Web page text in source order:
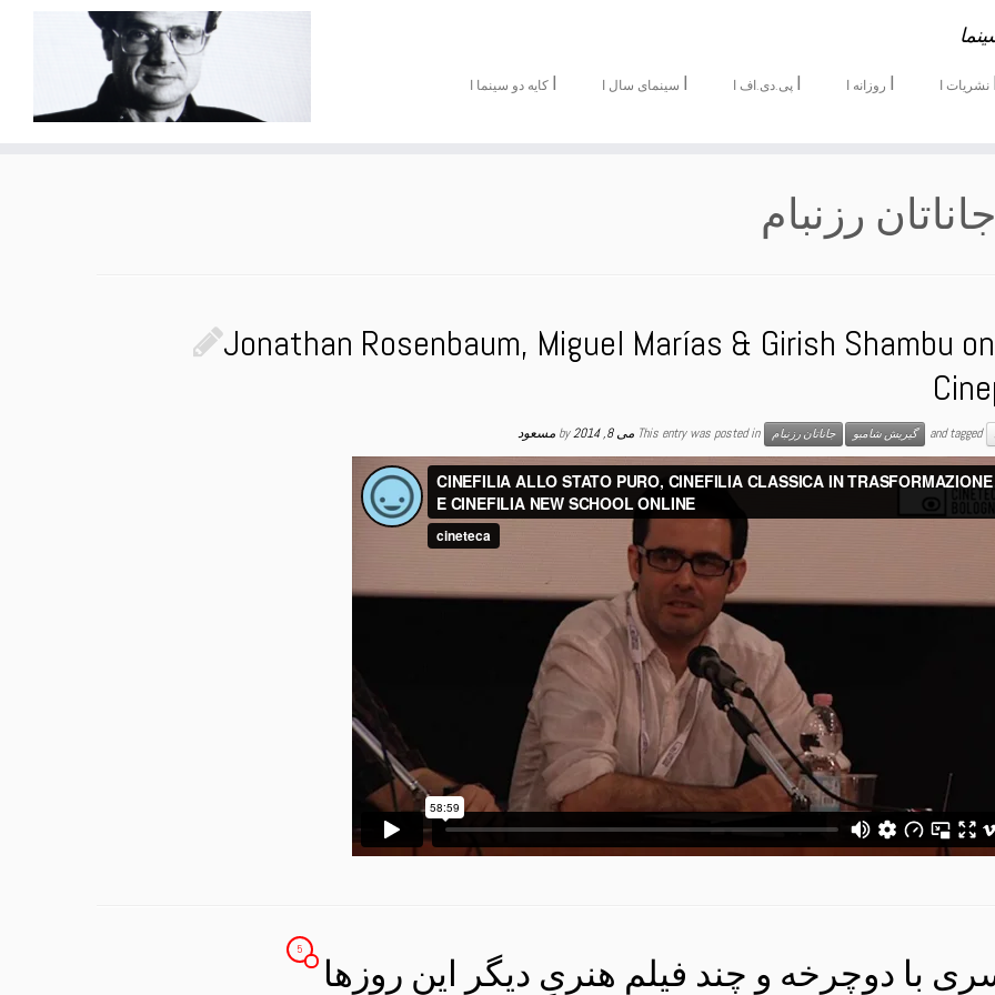
نشریات ا ا روزانه ا ا پی.دی.اف‌ ا ا سینمای سال ا ا کایه دو سینما ا
جاناتان رزنبام
Jonathan Rosenbaum, Miguel Marías & Girish Shambu
This entry was posted in جاناتان رزنبام گیریش شامبو and tagged می 8, 2014 by مسعود
با دوچرخه و چند فیلم هنریِ دیگرِ این روزها
5